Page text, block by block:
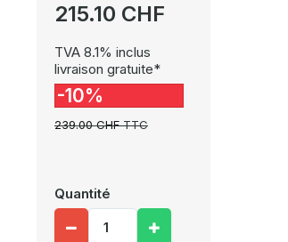
215.10 CHF
TVA 8.1% inclus
livraison gratuite*
-10%
239.00 CHFTTC
Quantité